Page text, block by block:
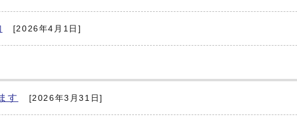
[2026年4月1日]
す [2026年3月31日]